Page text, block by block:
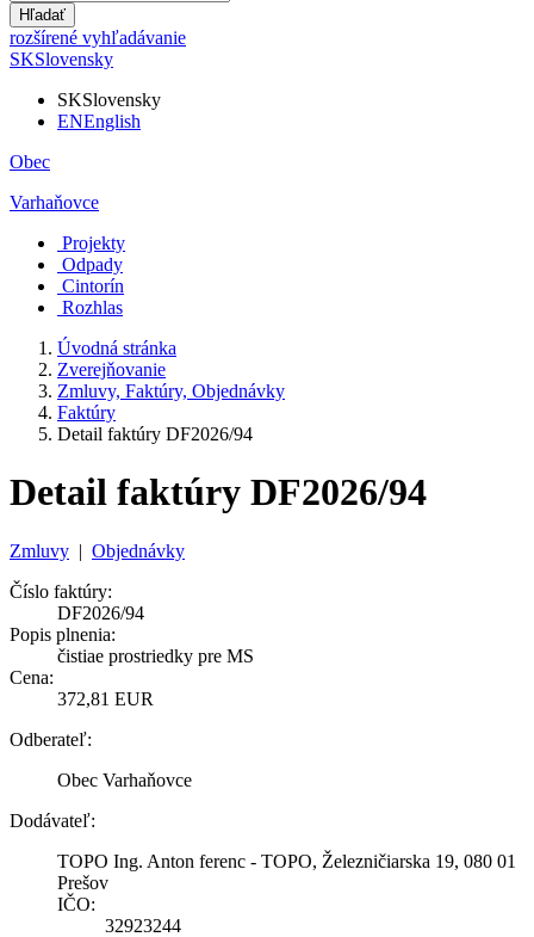
Hľadať
rozšírené vyhľadávanie
SKSlovensky
SKSlovensky
ENEnglish
Obec
Varhaňovce
Projekty
Odpady
Cintorín
Rozhlas
Úvodná stránka
Zverejňovanie
Zmluvy, Faktúry, Objednávky
Faktúry
Detail faktúry DF2026/94
Detail faktúry DF2026/94
Zmluvy | Objednávky
Číslo faktúry:
DF2026/94
Popis plnenia:
čistiae prostriedky pre MS
Cena:
372,81 EUR
Odberateľ:
Obec Varhaňovce
Dodávateľ:
TOPO Ing. Anton ferenc - TOPO, Železničiarska 19, 080 01
Prešov
IČO:
32923244